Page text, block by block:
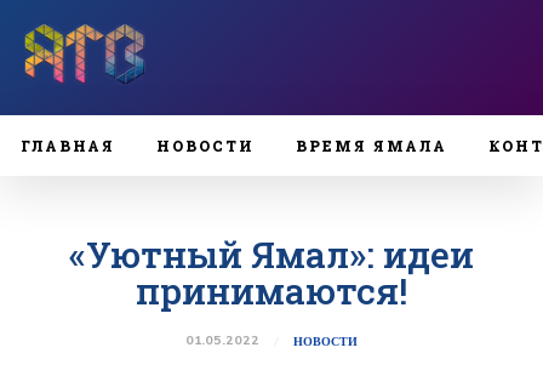
ГЛАВНАЯ НОВОСТИ ВРЕМЯ ЯМАЛА
«Уютный Ямал»: идеи
принимаются!
01.05.2022 НОВОСТИ